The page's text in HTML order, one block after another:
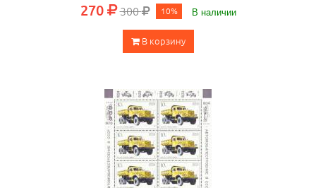
270 300 10% В наличии
В корзину